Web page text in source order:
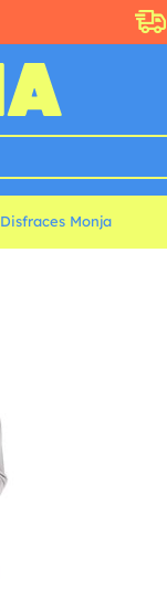
Disfraces Monja